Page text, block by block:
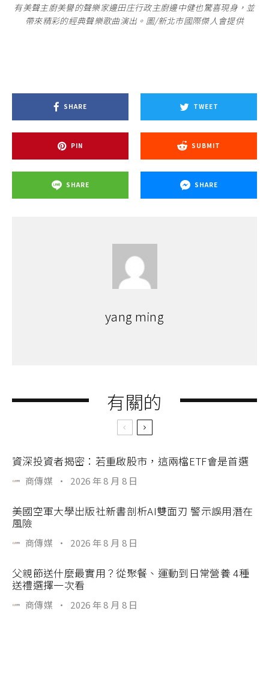
有美聲主廚美譽的聲樂家邊田庄行政主廚邊中健也驚喜現身，並
帶來精彩的經典聲樂歌曲演出。圖/新北市國際傑人會提供
SHARE TWEET
PIN SUBMIT
SHARE SHARE
yang ming
有關的
資深投資者揭密：若重啟股市，這兩檔ETF會是首選
商傳媒 · 2026 年 8 月 8 日
美國空軍大學出版社新書剖析AI雙面刃 警示誤用潛在
風險
商傳媒 · 2026 年 8 月 8 日
父親節送什麼最實用？從聚餐、運動到日常營養 4種
送禮選擇一次看
商傳媒 · 2026 年 8 月 8 日